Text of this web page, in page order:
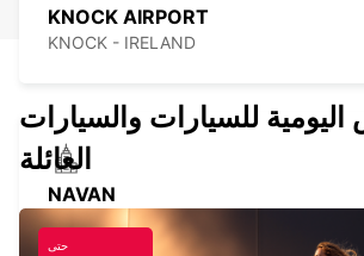
KNOCK AIRPORT
KNOCK - IRELAND
NAVAN
NAVAN - IRELAND
اليومية للسيارات والسيارات
العائلة
حتى